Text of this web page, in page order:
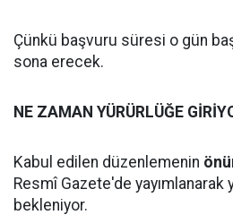
Çünkü başvuru süresi o gün
sona erecek.
NE ZAMAN YÜRÜRLÜĞE
Kabul edilen düzenlemenin
Resmî Gazete'de
bekleniyor.